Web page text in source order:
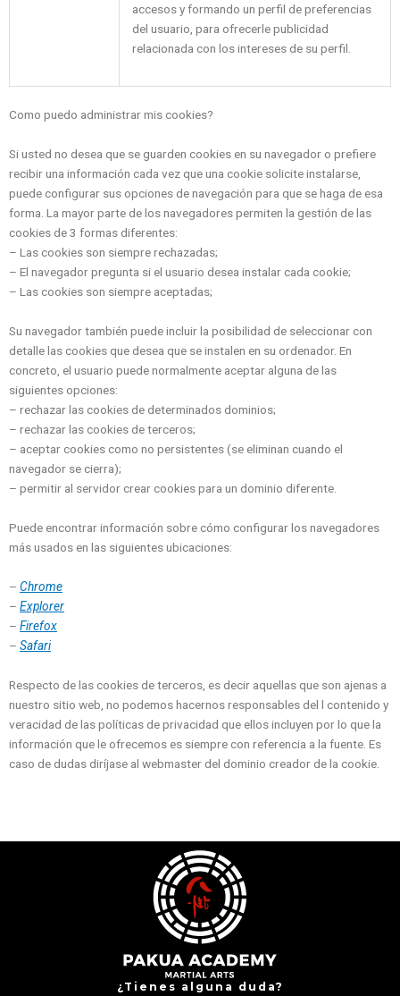
accesos y formando un perfil de preferencias
del usuario, para ofrecerle publicidad
relacionada con los intereses de su perfil.
Como puedo administrar mis cookies?
Si usted no desea que se guarden cookies en su navegador o prefiere
recibir una información cada vez que una cookie solicite instalarse,
puede configurar sus opciones de navegación para que se haga de esa
forma. La mayor parte de los navegadores permiten la gestión de las
cookies de 3 formas diferentes:
– Las cookies son siempre rechazadas;
– El navegador pregunta si el usuario desea instalar cada cookie;
– Las cookies son siempre aceptadas;
Su navegador también puede incluir la posibilidad de seleccionar con
detalle las cookies que desea que se instalen en su ordenador. En
concreto, el usuario puede normalmente aceptar alguna de las
siguientes opciones:
– rechazar las cookies de determinados dominios;
– rechazar las cookies de terceros;
– aceptar cookies como no persistentes (se eliminan cuando el
navegador se cierra);
– permitir al servidor crear cookies para un dominio diferente.
Puede encontrar información sobre cómo configurar los navegadores
más usados en las siguientes ubicaciones:
– Chrome
– Explorer
– Firefox
– Safari
Respecto de las cookies de terceros, es decir aquellas que son ajenas a
nuestro sitio web, no podemos hacernos responsables del l contenido y
veracidad de las políticas de privacidad que ellos incluyen por lo que la
información que le ofrecemos es siempre con referencia a la fuente. Es
caso de dudas diríjase al webmaster del dominio creador de la cookie.
¿Tienes alguna duda?